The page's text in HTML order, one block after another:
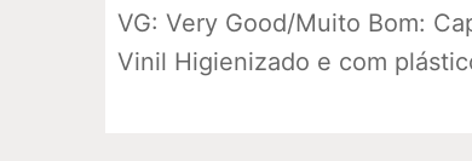
VG: Very Good/Muito Bom:
Vinil Higienizado e com